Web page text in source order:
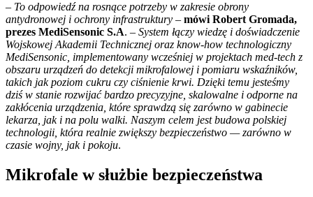
– To odpowiedź na rosnące potrzeby w zakresie obrony
antydronowej i ochrony infrastruktury – mówi Robert Gromada,
prezes MediSensonic S.A. – System łączy wiedzę i doświadczenie
Wojskowej Akademii Technicznej oraz know-how technologiczny
MediSensonic, implementowany wcześniej w projektach med-tech z
obszaru urządzeń do detekcji mikrofalowej i pomiaru wskaźników,
takich jak poziom cukru czy ciśnienie krwi. Dzięki temu jesteśmy
dziś w stanie rozwijać bardzo precyzyjne, skalowalne i odporne na
zakłócenia urządzenia, które sprawdzą się zarówno w gabinecie
lekarza, jak i na polu walki. Naszym celem jest budowa polskiej
technologii, która realnie zwiększy bezpieczeństwo — zarówno w
czasie wojny, jak i pokoju.
Mikrofale w służbie bezpieczeństwa